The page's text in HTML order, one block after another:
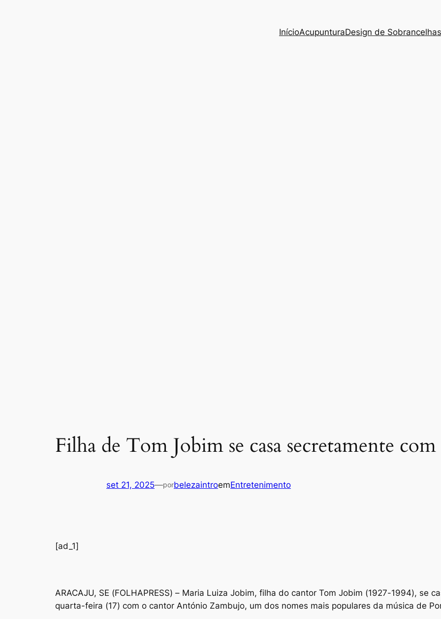
InícioAcupunturaDesign de Sobrancelhas
Filha de Tom Jobim se casa secretamente
set 21, 2025—porbelezaintroemEntretenimento
[ad_1]
ARACAJU, SE (FOLHAPRESS) – Maria Luiza Jobim, filha do cantor Tom Jobim (1927-1994), se
quarta-feira (17) com o cantor António Zambujo, um dos nomes mais populares da música de